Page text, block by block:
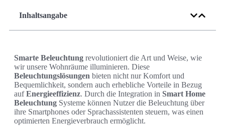
Inhaltsangabe
Smarte Beleuchtung revolutioniert die Art und Weise, wie
wir unsere Wohnräume illuminieren. Diese
Beleuchtungslösungen bieten nicht nur Komfort und
Bequemlichkeit, sondern auch erhebliche Vorteile in Bezug
aufEnergieeffizienz. Durch die Integration in Smart Home
Beleuchtung Systeme können Nutzer die Beleuchtung über
ihre Smartphones oder Sprachassistenten steuern, was einen
optimierten Energieverbrauch ermöglicht.